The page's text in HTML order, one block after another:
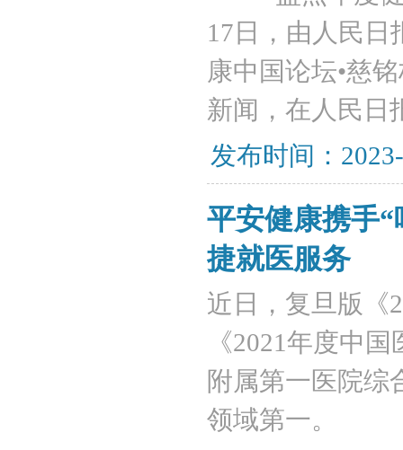
17日，由人民日
康中国论坛•慈
新闻，在人民日
发布时间：
平安健康携手
捷就医服务
近日，复旦版《
《2021年度中
附属第一医院综
领域第一。